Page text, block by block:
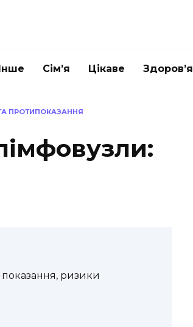
Сім’я Цікаве Здоров’я
ПРОТИПОКАЗАННЯ
ризики